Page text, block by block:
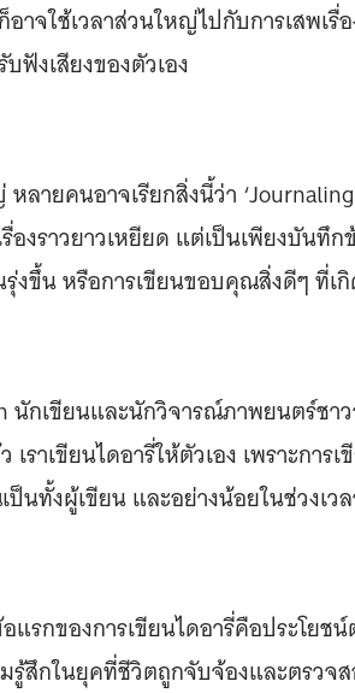
าจใช้เวลาส่วนใหญ่ไปกับการเสพเ
ฟังเสียงของตัวเอง
ลายคนอาจเรียกสิ่งนี้ว่า
รื่องราวยาวเหยียด แต่เป็นเพียงบัน
งขึ้น หรือการเขียนขอบคุณสิ่งดีๆ ที่เ
นักเขียนและนักวิจารณ์ภาพยนตร์ชา
ราเขียนไดอารี่ให้ตัวเอง เพราะกา
นทั้งผู้เขียน และอย่างน้อยในช่วงเว
แรกของการเขียนไดอารี่คือประโยช
รู้สึกในยุคที่ชีวิตถูกจับจ้องและตรวจ